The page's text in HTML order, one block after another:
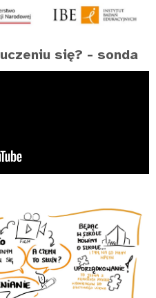
się? - sonda